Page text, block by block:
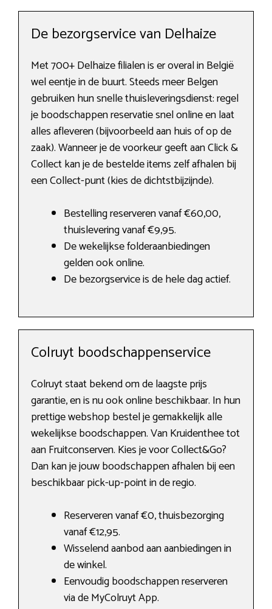
De bezorgservice van Delhaize
Met 700+ Delhaize filialen is er overal in België
wel eentje in de buurt. Steeds meer Belgen
gebruiken hun snelle thuisleveringsdienst: regel
je boodschappen reservatie snel online en laat
alles afleveren (bijvoorbeeld aan huis of op de
zaak). Wanneer je de voorkeur geeft aan Click &
Collect kan je de bestelde items zelf afhalen bij
een Collect-punt (kies de dichtstbijzijnde).
Bestelling reserveren vanaf €60,00,
thuislevering vanaf €9,95.
De wekelijkse folderaanbiedingen
gelden ook online.
De bezorgservice is de hele dag actief.
Colruyt boodschappenservice
Colruyt staat bekend om de laagste prijs
garantie, en is nu ook online beschikbaar. In hun
prettige webshop bestel je gemakkelijk alle
wekelijkse boodschappen. Van Kruidenthee tot
aan Fruitconserven. Kies je voor Collect&Go?
Dan kan je jouw boodschappen afhalen bij een
beschikbaar pick-up-point in de regio.
Reserveren vanaf €0, thuisbezorging
vanaf €12,95.
Wisselend aanbod aan aanbiedingen in
de winkel.
Eenvoudig boodschappen reserveren
via de MyColruyt App.